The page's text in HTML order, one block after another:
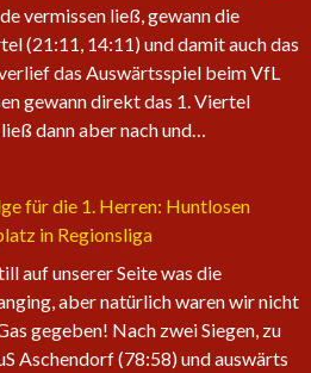
vermissen ließ, gewann die
(21:11, 14:11) und damit auch das
das Auswärtsspiel beim VfL
gewann direkt das 1. Viertel
dann aber nach und…
der
Eagles
nehmen
wieder
an
für die 1. Herren: Huntlosen
in Regionsliga
auf unserer Seite was die
aber natürlich waren wir nicht
gegeben! Nach zwei Siegen, zu
Aschendorf (78:58) und auswärts